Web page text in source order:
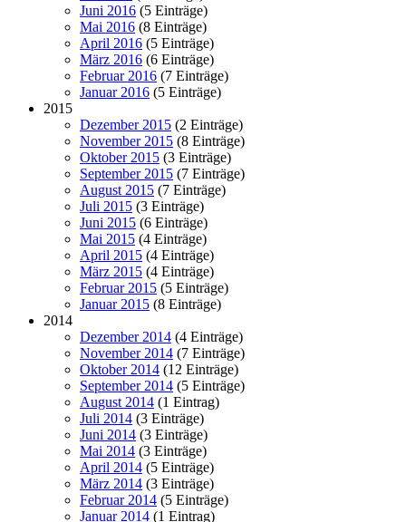
Juni 2016 (5 Einträge)
Mai 2016 (8 Einträge)
April 2016 (5 Einträge)
März 2016 (6 Einträge)
Februar 2016 (7 Einträge)
Januar 2016 (5 Einträge)
2015
Dezember 2015 (2 Einträge)
November 2015 (8 Einträge)
Oktober 2015 (3 Einträge)
September 2015 (7 Einträge)
August 2015 (7 Einträge)
Juli 2015 (3 Einträge)
Juni 2015 (6 Einträge)
Mai 2015 (4 Einträge)
April 2015 (4 Einträge)
März 2015 (4 Einträge)
Februar 2015 (5 Einträge)
Januar 2015 (8 Einträge)
2014
Dezember 2014 (4 Einträge)
November 2014 (7 Einträge)
Oktober 2014 (12 Einträge)
September 2014 (5 Einträge)
August 2014 (1 Eintrag)
Juli 2014 (3 Einträge)
Juni 2014 (3 Einträge)
Mai 2014 (3 Einträge)
April 2014 (5 Einträge)
März 2014 (3 Einträge)
Februar 2014 (5 Einträge)
Januar 2014 (1 Eintrag)